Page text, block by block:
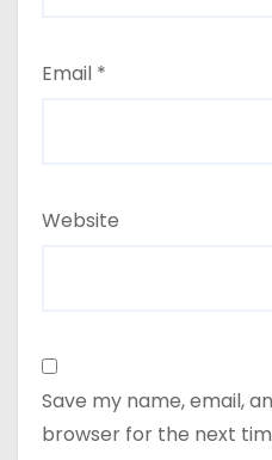
Email *
Website
Save my name, email,
browser for the next